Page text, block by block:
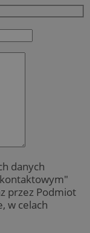
danych
przez Podmiot
w celach